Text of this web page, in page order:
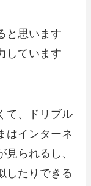
思います
しています
て、ドリブル
はインターネ
られるし、
したりできる